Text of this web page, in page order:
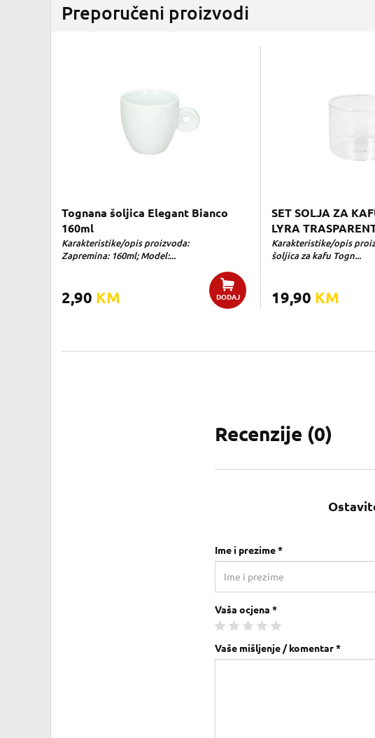
Preporučeni proizvodi
Tognana šoljica Elegant Bianco
160ml
Karakteristike/opis proizvoda:
Zapremina: 160ml; Model:...
2,90 KM DODAJ
SET SOLJA ZA
LYRA
Karakteristike/opis
šoljica za kafu Togn...
19,90 KM
Recenzije (0)
Ime i prezime *
Vaša ocjena *
Vaše mišljenje / komentar *